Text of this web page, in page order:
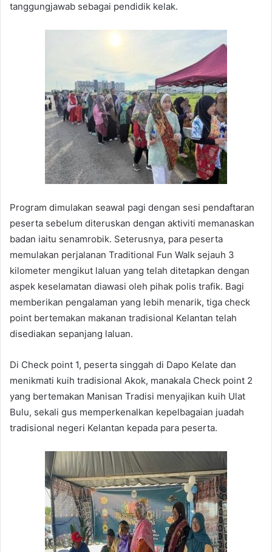
tanggungjawab sebagai pendidik kelak.
Program dimulakan seawal pagi dengan sesi pendaftaran
peserta sebelum diteruskan dengan aktiviti memanaskan
badan iaitu senamrobik. Seterusnya, para peserta
memulakan perjalanan Traditional Fun Walk sejauh 3
kilometer mengikut laluan yang telah ditetapkan dengan
aspek keselamatan diawasi oleh pihak polis trafik. Bagi
memberikan pengalaman yang lebih menarik, tiga check
point bertemakan makanan tradisional Kelantan telah
disediakan sepanjang laluan.
Di Check point 1, peserta singgah di Dapo Kelate dan
menikmati kuih tradisional Akok, manakala Check point 2
yang bertemakan Manisan Tradisi menyajikan kuih Ulat
Bulu, sekali gus memperkenalkan kepelbagaian juadah
tradisional negeri Kelantan kepada para peserta.